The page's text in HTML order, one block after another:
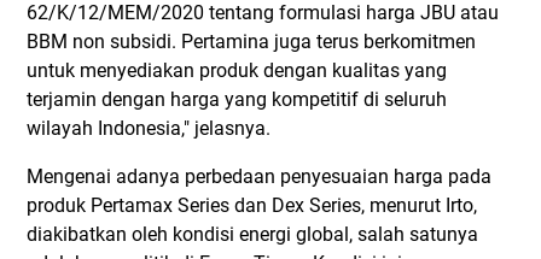
62/K/12/MEM/2020 tentang formulasi harga JBU atau
BBM non subsidi. Pertamina juga terus berkomitmen
untuk menyediakan produk dengan kualitas yang
terjamin dengan harga yang kompetitif di seluruh
wilayah Indonesia," jelasnya.
Mengenai adanya perbedaan penyesuaian harga pada
produk Pertamax Series dan Dex Series, menurut Irto,
diakibatkan oleh kondisi energi global, salah satunya